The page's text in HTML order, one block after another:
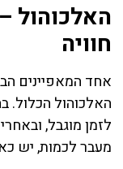
האלכוהול
חוויה
אחד המאפיינים
האלכוהול הכלול.
לזמן מוגבל,
מעבר לכמות, יש